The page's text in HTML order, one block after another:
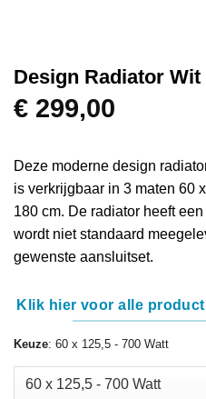
Design Radiator Wit
€ 299,00
Deze moderne design
is verkrijgbaar in 3 maten 60
180 cm. De radiator heeft
wordt niet standaard
gewenste aansluitset.
Klik hier voor alle
Keuze: 60 x 125,5 - 700 Watt